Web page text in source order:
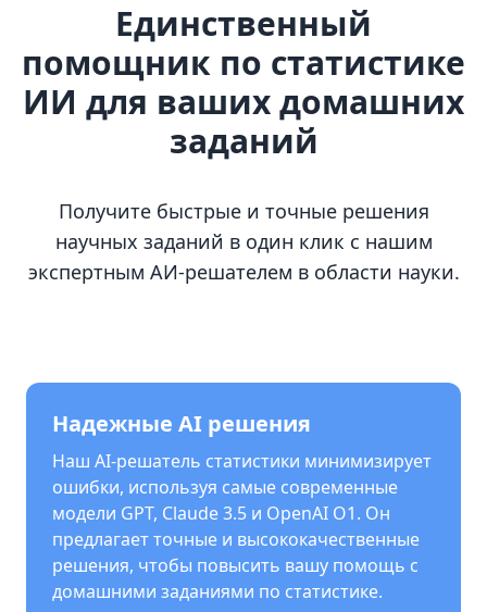
Единственный
помощник по статистике
ИИ для ваших домашних
заданий
Получите быстрые и точные решения
научных заданий в один клик с нашим
экспертным АИ-решателем в области науки.
Надежные AI решения
Наш AI-решатель статистики минимизирует
ошибки, используя самые современные
модели GPT, Claude 3.5 и OpenAI O1. Он
предлагает точные и высококачественные
решения, чтобы повысить вашу помощь с
домашними заданиями по статистике.